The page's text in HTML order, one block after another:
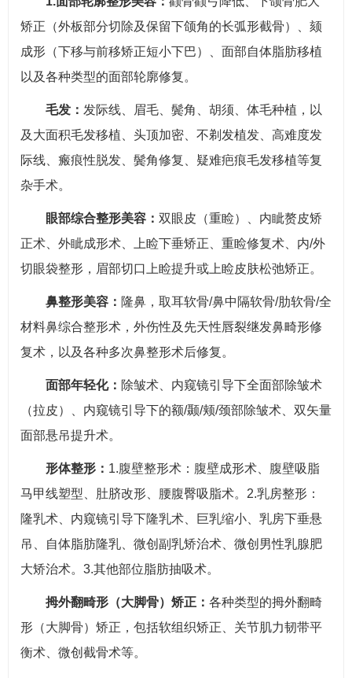
矫正（外板部分切除及保留下颌角的长弧形截骨）、颏
成形（下移与前移矫正短小下巴）、面部自体脂肪移植
以及各种类型的面部轮廓修复。
毛发： 发际线、眉毛、鬓角、胡须、体毛种植，以
及大面积毛发移植、头顶加密、不剃发植发、高难度发
际线、瘢痕性脱发、鬓角修复、疑难疤痕毛发移植等复
杂手术。
眼部综合整形美容： 双眼皮（重睑）、内眦赘皮矫
正术、外眦成形术、上睑下垂矫正、重睑修复术、内/外
切眼袋整形，眉部切口上睑提升或上睑皮肤松弛矫正。
鼻整形美容： 隆鼻，取耳软骨/鼻中隔软骨/肋软骨/全
材料鼻综合整形术，外伤性及先天性唇裂继发鼻畸形修
复术，以及各种多次鼻整形术后修复。
面部年轻化： 除皱术、内窥镜引导下全面部除皱术
（拉皮）、内窥镜引导下的额/颞/颊/颈部除皱术、双矢量
面部悬吊提升术。
形体整形： 1.腹壁整形术：腹壁成形术、腹壁吸脂
马甲线塑型、肚脐改形、腰腹臀吸脂术。2.乳房整形：
隆乳术、内窥镜引导下隆乳术、巨乳缩小、乳房下垂悬
吊、自体脂肪隆乳、微创副乳矫治术、微创男性乳腺肥
大矫治术。3.其他部位脂肪抽吸术。
拇外翻畸形（大脚骨）矫正： 各种类型的拇外翻畸
形（大脚骨）矫正，包括软组织矫正、关节肌力韧带平
衡术、微创截骨术等。